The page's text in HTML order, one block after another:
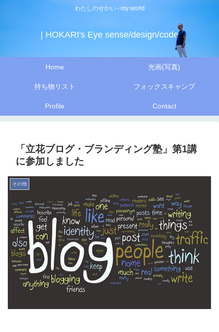
わたしのせかい - my world
| HOKARI's Eye sense/design/code
Home 光画(写真)
持ち物リスト フォックスキャンプ
Profile Contact
「立花ブログ・ブランディング塾」第1講
に参加しました
その他